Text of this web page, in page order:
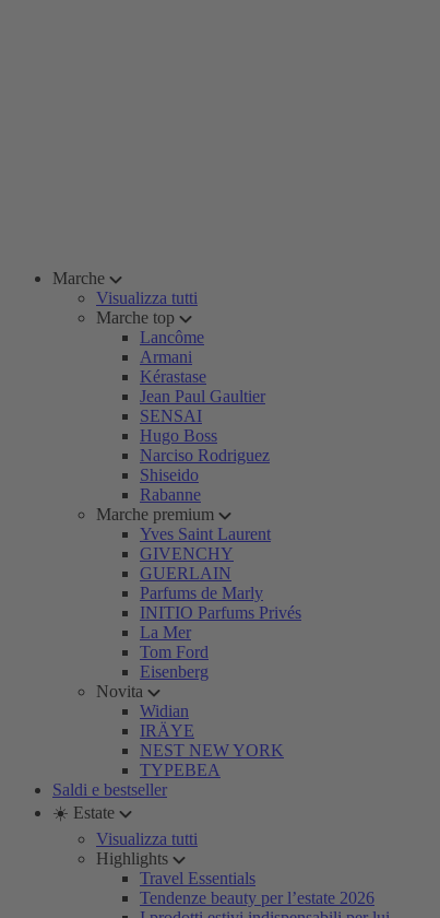
Marche
Visualizza tutti
Marche top
Lancôme
Armani
Kérastase
Jean Paul Gaultier
SENSAI
Hugo Boss
Narciso Rodriguez
Shiseido
Rabanne
Marche premium
Yves Saint Laurent
GIVENCHY
GUERLAIN
Parfums de Marly
INITIO Parfums Privés
La Mer
Tom Ford
Eisenberg
Novita
Widian
IRÄYE
NEST NEW YORK
TYPEBEA
Saldi e bestseller
☀️ Estate
Visualizza tutti
Highlights
Travel Essentials
Tendenze beauty per l’estate 2026